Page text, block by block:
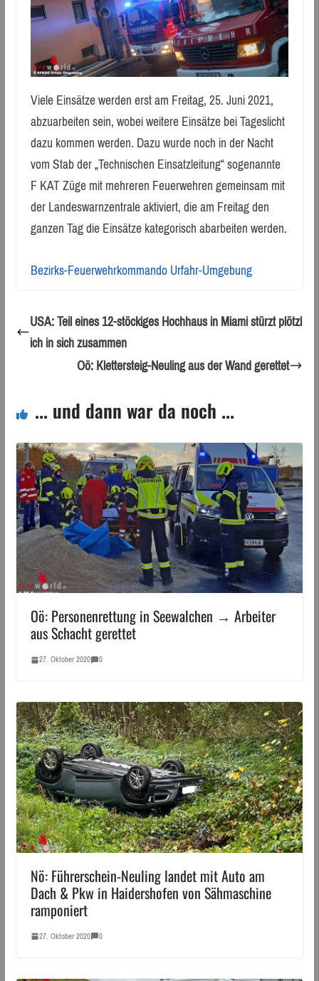
Viele Einsätze werden erst am Freitag, 25. Juni 2021,
abzuarbeiten sein, wobei weitere Einsätze bei Tageslicht
dazu kommen werden. Dazu wurde noch in der Nacht
vom Stab der „Technischen Einsatzleitung“ sogenannte
F KAT Züge mit mehreren Feuerwehren gemeinsam mit
der Landeswarnzentrale aktiviert, die am Freitag den
ganzen Tag die Einsätze kategorisch abarbeiten werden.
Bezirks-Feuerwehrkommando Urfahr-Umgebung
USA: Teil eines 12-stöckiges Hochhaus in Miami stürzt plötzl
ich in sich zusammen
Oö: Klettersteig-Neuling aus der Wand gerettet
... und dann war da noch ...
Oö: Personenrettung in Seewalchen → Arbeiter
aus Schacht gerettet
27. Oktober 2020 0
Nö: Führerschein-Neuling landet mit Auto am
Dach & Pkw in Haidershofen von Sähmaschine
ramponiert
27. Oktober 2020 0